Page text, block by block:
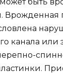
Врожденная
канала или